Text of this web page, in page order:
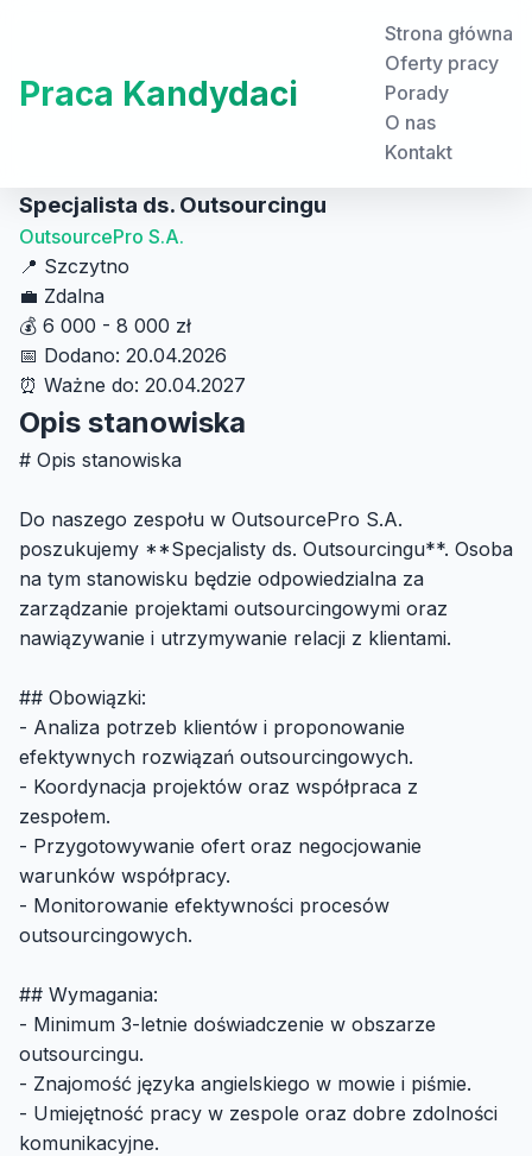
Praca Kandydaci
Strona główna
Oferty pracy
Porady
O nas
Kontakt
Specjalista ds. Outsourcingu
OutsourcePro S.A.
📍 Szczytno
💼 Zdalna
💰 6 000 - 8 000 zł
📅 Dodano: 20.04.2026
⏰ Ważne do: 20.04.2027
Opis stanowiska
# Opis stanowiska
Do naszego zespołu w OutsourcePro S.A.
poszukujemy **Specjalisty ds. Outsourcingu**. Osoba
na tym stanowisku będzie odpowiedzialna za
zarządzanie projektami outsourcingowymi oraz
nawiązywanie i utrzymywanie relacji z klientami.
## Obowiązki:
- Analiza potrzeb klientów i proponowanie
efektywnych rozwiązań outsourcingowych.
- Koordynacja projektów oraz współpraca z
zespołem.
- Przygotowywanie ofert oraz negocjowanie
warunków współpracy.
- Monitorowanie efektywności procesów
outsourcingowych.
## Wymagania:
- Minimum 3-letnie doświadczenie w obszarze
outsourcingu.
- Znajomość języka angielskiego w mowie i piśmie.
- Umiejętność pracy w zespole oraz dobre zdolności
komunikacyjne.